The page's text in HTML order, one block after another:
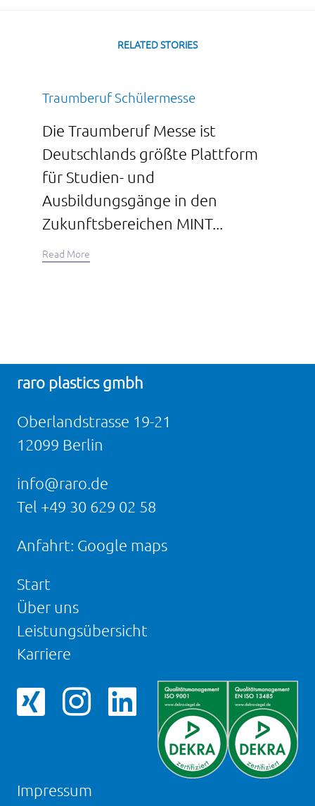
RELATED STORIES
Traumberuf Schülermesse
Die Traumberuf Messe ist
Deutschlands größte Plattform
für Studien- und
Ausbildungsgänge in den
Zukunftsbereichen MINT...
Read More
raro plastics gmbh
Oberlandstrasse 19-21
12099 Berlin
info@raro.de
Tel +49 30 629 02 58
Anfahrt: Google maps
Start
Über uns
Leistungsübersicht
Karriere
Facebookseite
von
Instagram-
Seite
LinkedIn
Seite
NOVAPAX
Impressum